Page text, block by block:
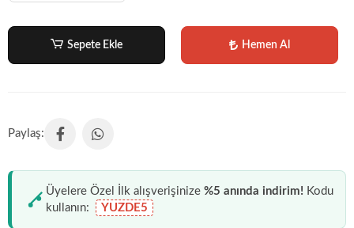
Sepete Ekle Hemen Al
Üyelere Özel İlk alışverişinize %5 anında indirim! Kodu
kullanın:
YUZDE5